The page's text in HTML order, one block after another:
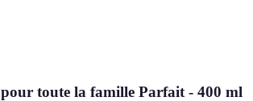
toute la famille Parfait - 400 ml